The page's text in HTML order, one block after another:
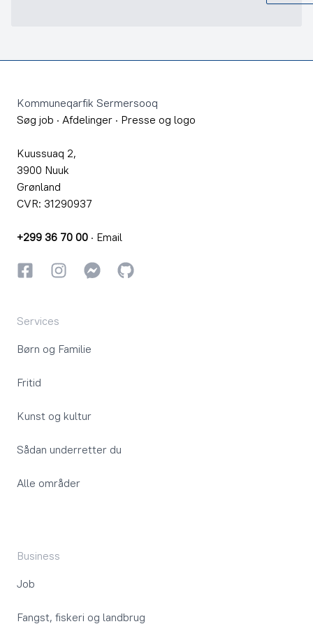
Kommuneqarfik Sermersooq
Søg job · Afdelinger · Presse og logo
Kuussuaq 2,
3900 Nuuk
Grønland
CVR: 31290937
+299 36 70 00 · Email
FacebookInstagramInstagram
GitHub
Services
Børn og Familie
Fritid
Kunst og kultur
Sådan underretter du
Alle områder
Business
Job
Fangst, fiskeri og landbrug